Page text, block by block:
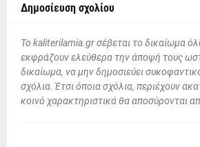
Δημοσίευση σχολίου
To kaliterilamia.gr σέβεται το δικαίωμα
εκφράζουν ελεύθερα την άποψή τους
δικαίωμα, να μην δημοσιεύει
σχόλια. Έτσι όποια σχόλια, περιέχουν
κοινό χαρακτηριστικά θα αποσύρονται